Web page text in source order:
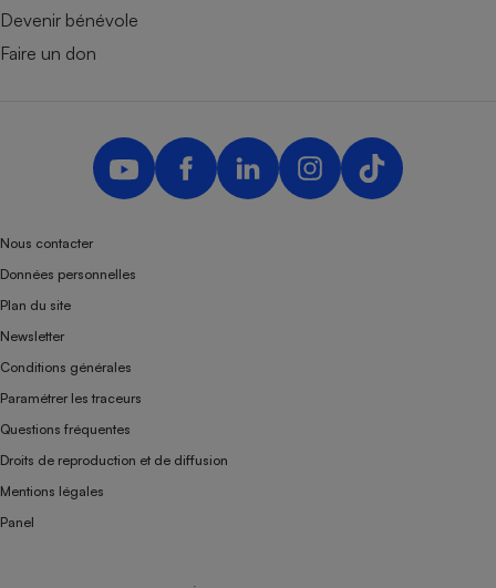
Devenir bénévole
Faire un don
Nous contacter
Données personnelles
Plan du site
Newsletter
Conditions générales
Paramétrer les traceurs
Questions fréquentes
Droits de reproduction et de diffusion
Mentions légales
Panel